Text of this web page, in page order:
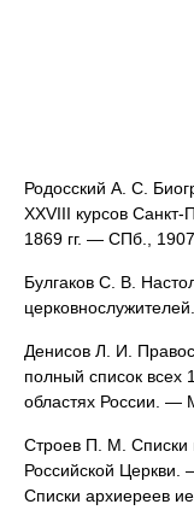
Родосский А. С.
XXVIII курсов
1869 гг. — СПб.,
Булгаков С. В.
Денисов Л. И.
полный список всех
областях России. —
Строев П. М. Списки
Российской
Списки архиереев